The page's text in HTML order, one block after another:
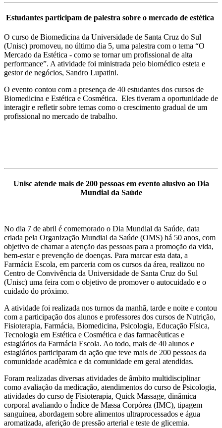
Estudantes participam de palestra sobre o mercado de estética
O curso de Biomedicina da Universidade de Santa Cruz do Sul
(Unisc) promoveu, no último dia 5, uma palestra com o tema “O
Mercado da Estética - como se tornar um profissional de alta
performance”. A atividade foi ministrada pelo biomédico esteta e
gestor de negócios, Sandro Lupatini.
O evento contou com a presença de 40 estudantes dos cursos de
Biomedicina e Estética e Cosmética. Eles tiveram a oportunidade de
interagir e refletir sobre temas como o crescimento gradual de um
profissional no mercado de trabalho.
Unisc atende mais de 200 pessoas em evento alusivo ao Dia
Mundial da Saúde
No dia 7 de abril é comemorado o Dia Mundial da Saúde, data
criada pela Organização Mundial da Saúde (OMS) há 50 anos, com
objetivo de chamar a atenção das pessoas para a promoção da vida,
bem-estar e prevenção de doenças. Para marcar esta data, a
Farmácia Escola, em parceria com os cursos da área, realizou no
Centro de Convivência da Universidade de Santa Cruz do Sul
(Unisc) uma feira com o objetivo de promover o autocuidado e o
cuidado do próximo.
A atividade foi realizada nos turnos da manhã, tarde e noite e contou
com a participação dos alunos e professores dos cursos de Nutrição,
Fisioterapia, Farmácia, Biomedicina, Psicologia, Educação Física,
Tecnologia em Estética e Cosmética e das farmacêuticas e
estagiários da Farmácia Escola. Ao todo, mais de 40 alunos e
estagiários participaram da ação que teve mais de 200 pessoas da
comunidade acadêmica e da comunidade em geral atendidas.
Foram realizadas diversas atividades de âmbito multidisciplinar
como avaliação da medicação, atendimentos do curso de Psicologia,
atividades do curso de Fisioterapia, Quick Massage, dinâmica
corporal avaliando o Índice de Massa Corpórea (IMC), tipagem
sanguínea, abordagem sobre alimentos ultraprocessados e água
aromatizada, aferição de pressão arterial e teste de glicemia.